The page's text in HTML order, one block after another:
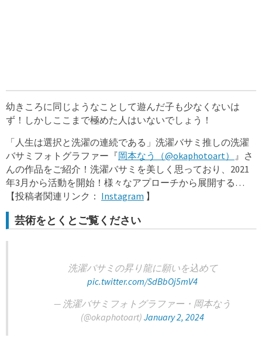
幼きころに同じようなことして遊んだ子も少なくないは
ず！しかしここまで極めた人はいないでしょう！
「人生は選択と洗濯の連続である」洗濯バサミ推しの洗濯
バサミフォトグラファー『岡本なう（@okaphotoart） 』さ
んの作品をご紹介！洗濯バサミを美しく思っており、2021
年3月から活動を開始！様々なアプローチから展開する…
【投稿者関連リンク： Instagram 】
芸術をとくとご覧ください
洗濯バサミの昇り龍に願いを込めて
pic.twitter.com/SdBbOj5mV4
— 洗濯バサミフォトグラファー・岡本なう
(@okaphotoart) January 2, 2024